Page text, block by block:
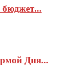
Дня...